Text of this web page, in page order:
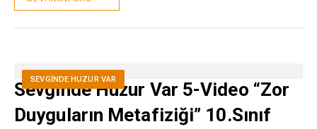
SEVGINDE HUZUR VAR
Sevginde Huzur Var 5-Video “Zor
Duyguların Metafiziği” 10.Sınıf